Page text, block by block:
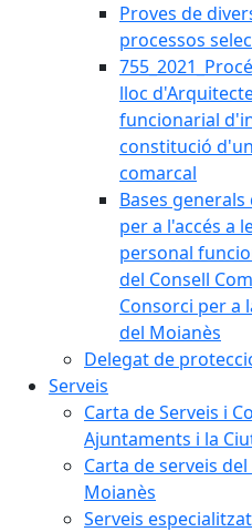
Proves de
processos
lloc
funcionarial
constitució
comarcal
Bases
per a l'accés a
personal
del Consell
Consorci per a
del Moianès
Delegat de
Serveis
Carta de Serveis i
Ajuntaments i la
Carta de serveis
Moianès
Serveis